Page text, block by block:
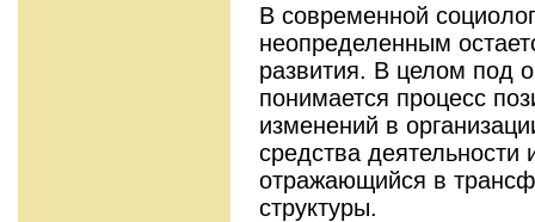
В современной
неопределенным
развития. В целом под
понимается процесс
изменений в
средства деятельности
отражающийся в
структуры.